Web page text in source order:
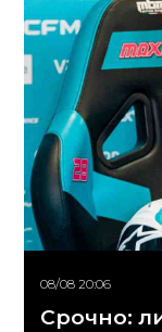
08/08 20:06
Срочно: